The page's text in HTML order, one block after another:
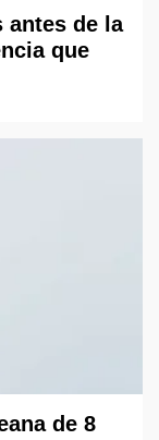
antes de la
que
de 8